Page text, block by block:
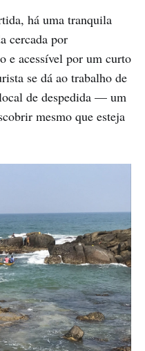
há uma tranquila
cercada por
e acessível por um curto
se dá ao trabalho de
de despedida — um
mesmo que esteja